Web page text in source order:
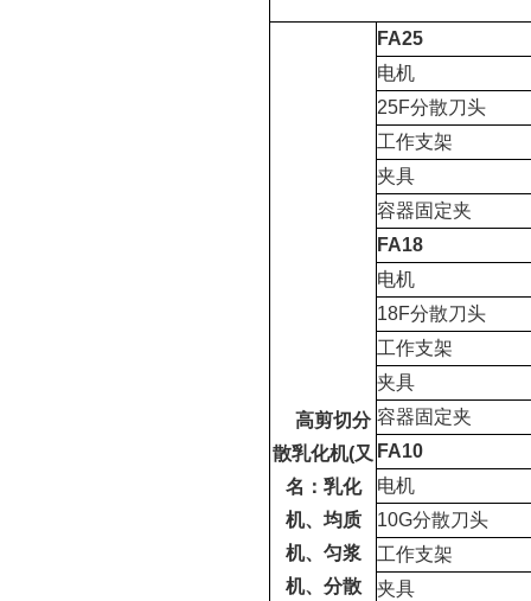
高剪切分
散乳化机(又
名：乳化
机、均质
机、匀浆
机、分散
FA25
电机
25F分散刀头
工作支架
夹具
容器固定夹
FA18
电机
18F分散刀头
工作支架
夹具
容器固定夹
FA10
电机
10G分散刀头
工作支架
夹具